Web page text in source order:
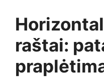
raštai: